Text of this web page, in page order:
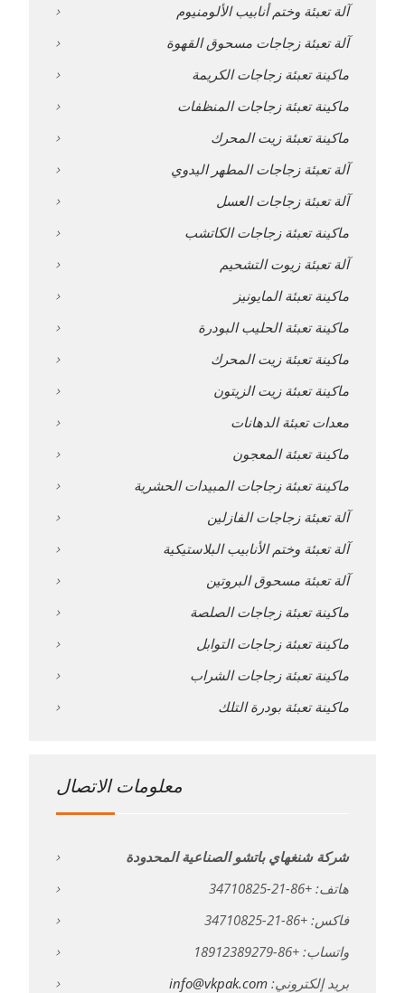
آلة تعبئة وختم أنابيب الألومنيوم
آلة تعبئة زجاجات مسحوق القهوة
ماكينة تعبئة زجاجات الكريمة
ماكينة تعبئة زجاجات المنظفات
ماكينة تعبئة زيت المحرك
آلة تعبئة زجاجات المطهر اليدوي
آلة تعبئة زجاجات العسل
ماكينة تعبئة زجاجات الكاتشب
آلة تعبئة زيوت التشحيم
ماكينة تعبئة المايونيز
ماكينة تعبئة الحليب البودرة
ماكينة تعبئة زيت المحرك
ماكينة تعبئة زيت الزيتون
معدات تعبئة الدهانات
ماكينة تعبئة المعجون
ماكينة تعبئة زجاجات المبيدات الحشرية
آلة تعبئة زجاجات الفازلين
آلة تعبئة وختم الأنابيب البلاستيكية
آلة تعبئة مسحوق البروتين
ماكينة تعبئة زجاجات الصلصة
ماكينة تعبئة زجاجات التوابل
ماكينة تعبئة زجاجات الشراب
ماكينة تعبئة بودرة التلك
معلومات الاتصال
شركة شنغهاي باتشو الصناعية المحدودة
هاتف: +86-21-34710825
فاكس: +86-21-34710825
واتساب: +86-18912389279
بريد إلكتروني: info@vkpak.com